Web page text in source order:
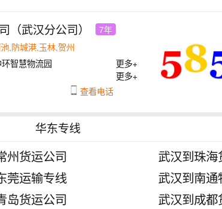
（武汉分公司） 7年
,防城港,玉林,贺州
智慧物流园
更多+
更多+
查看电话
华东专线
州货运公司 武汉到珠海
莞运输专线 武汉到南通
岛货运公司 武汉到成都